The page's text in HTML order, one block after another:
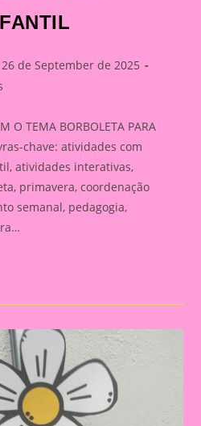
26 de September de 2025
O TEMA BORBOLETA PARA
chave: atividades com
atividades interativas,
primavera, coordenação
semanal, pedagogia,